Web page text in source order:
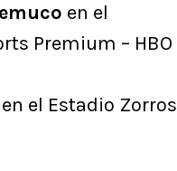
en el
Premium – HBO
en el Estadio Zorros